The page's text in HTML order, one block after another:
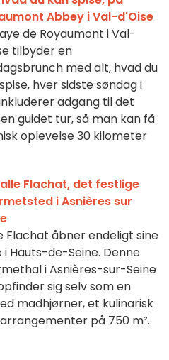
Abbey i Val-d'Oise
de Royaumont i Val-
tilbyder en
med alt, hvad du
hver sidste søndag i
adgang til det
guidet tur, så man kan få
oplevelse 30 kilometer
Flachat, det festlige
i Asnières sur
Flachat åbner endeligt sine
i Hauts-de-Seine. Denne
i Asnières-sur-Seine
sig selv som en
madhjørner, et kulinarisk
på 750 m².